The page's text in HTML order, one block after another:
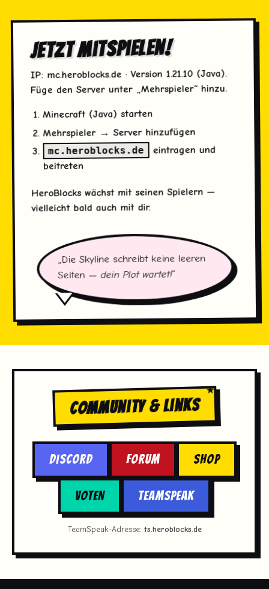
Jetzt mitspielen!
IP: mc.heroblocks.de · Version 1.21.10 (Java).
Füge den Server unter „Mehrspieler“ hinzu.
Minecraft (Java) starten
Mehrspieler → Server hinzufügen
mc.heroblocks.de eintragen und
beitreten
HeroBlocks wächst mit seinen Spielern —
vielleicht bald auch mit dir.
„Die Skyline schreibt keine leeren
Seiten —dein Plot wartet!“
Community & Links
Discord Forum Shop
Voten TeamSpeak
TeamSpeak-Adresse: ts.heroblocks.de